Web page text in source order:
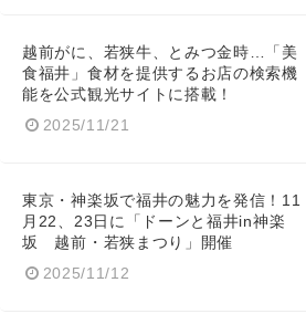
越前がに、若狭牛、とみつ金時…「美
食福井」食材を提供するお店の検索機
能を公式観光サイトに搭載！
2025/11/21
東京・神楽坂で福井の魅力を発信！11
月22、23日に「ドーンと福井in神楽
坂 越前・若狭まつり」開催
2025/11/12